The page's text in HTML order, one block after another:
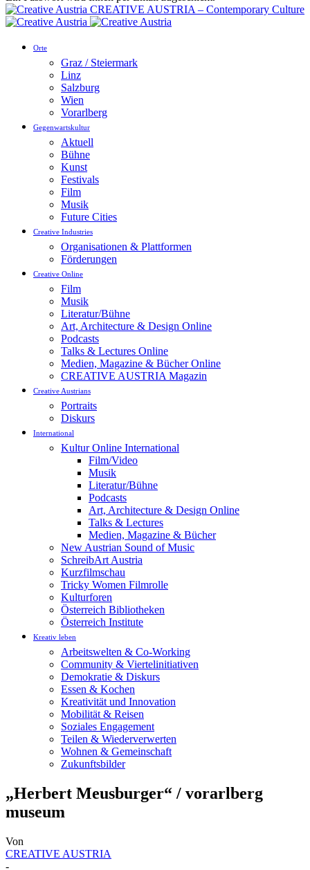
CREATIVE AUSTRIA – Contemporary Culture
Orte
Graz / Steiermark
Linz
Salzburg
Wien
Vorarlberg
Gegenwartskultur
Aktuell
Bühne
Kunst
Festivals
Film
Musik
Future Cities
Creative Industries
Organisationen & Plattformen
Förderungen
Creative Online
Film
Musik
Literatur/Bühne
Art, Architecture & Design Online
Podcasts
Talks & Lectures Online
Medien, Magazine & Bücher Online
CREATIVE AUSTRIA Magazin
Creative Austrians
Portraits
Diskurs
International
Kultur Online International
Film/Video
Musik
Literatur/Bühne
Podcasts
Art, Architecture & Design Online
Talks & Lectures
Medien, Magazine & Bücher
New Austrian Sound of Music
SchreibArt Austria
Kurzfilmschau
Tricky Women Filmrolle
Kulturforen
Österreich Bibliotheken
Österreich Institute
Kreativ leben
Arbeitswelten & Co-Working
Community & Viertelinitiativen
Demokratie & Diskurs
Essen & Kochen
Kreativität und Innovation
Mobilität & Reisen
Soziales Engagement
Teilen & Wiederverwerten
Wohnen & Gemeinschaft
Zukunftsbilder
„Herbert Meusburger“ / vorarlberg
museum
Von
CREATIVE AUSTRIA
-